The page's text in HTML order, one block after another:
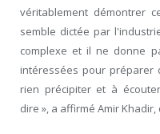
véritablement démontrer
semble dictée par
complexe et il ne donne
intéressées pour préparer
rien précipiter et à
dire », a affirmé Amir